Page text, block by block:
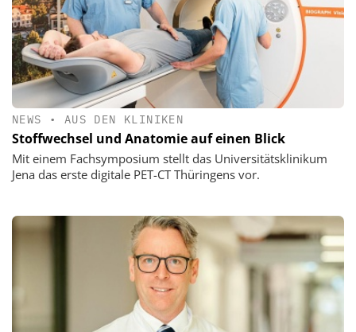
NEWS • AUS DEN KLINIKEN
Stoffwechsel und Anatomie auf einen Blick
Mit einem Fachsymposium stellt das Universitätsklinikum
Jena das erste digitale PET-CT Thüringens vor.